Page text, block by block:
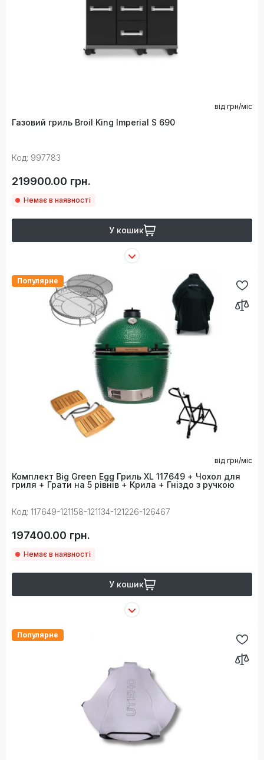
від грн/міс
Газовий гриль Broil King Imperial S 690
Код: 997783
219900.00 грн.
Немає в наявності
У кошик
Популярне
від грн/міс
Комплект Big Green Egg Гриль XL 117649 + Чохол для
гриля + Грати на 5 рівнів + Крила + Гніздо з ручкою
Код: 117649-121158-121134-121226-126467
197400.00 грн.
Немає в наявності
У кошик
Популярне